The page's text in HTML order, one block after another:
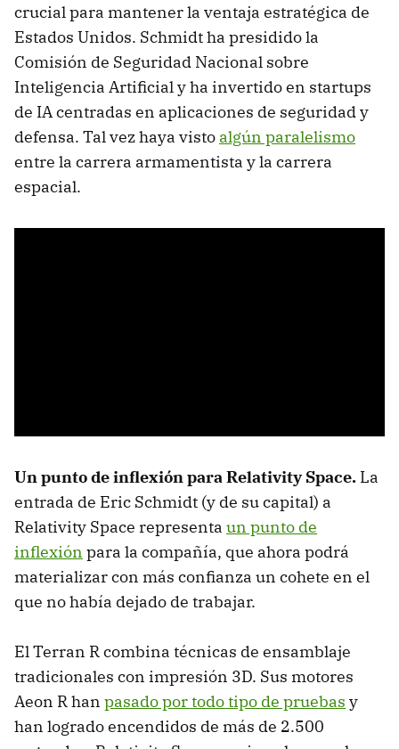
crucial para mantener la ventaja estratégica de
Estados Unidos. Schmidt ha presidido la
Comisión de Seguridad Nacional sobre
Inteligencia Artificial y ha invertido en startups
de IA centradas en aplicaciones de seguridad y
defensa. Tal vez haya visto algún paralelismo
entre la carrera armamentista y la carrera
espacial.
Un punto de inflexión para Relativity Space. La
entrada de Eric Schmidt (y de su capital) a
Relativity Space representa un punto de
inflexión para la compañía, que ahora podrá
materializar con más confianza un cohete en el
que no había dejado de trabajar.
El Terran R combina técnicas de ensamblaje
tradicionales con impresión 3D. Sus motores
Aeon R han pasado por todo tipo de pruebas y
han logrado encendidos de más de 2.500